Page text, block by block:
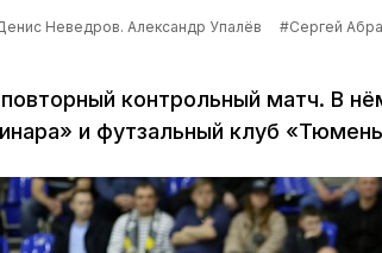
Неведров. Александр Упалёв
#Сергей
контрольный матч. В
и футзальный клуб